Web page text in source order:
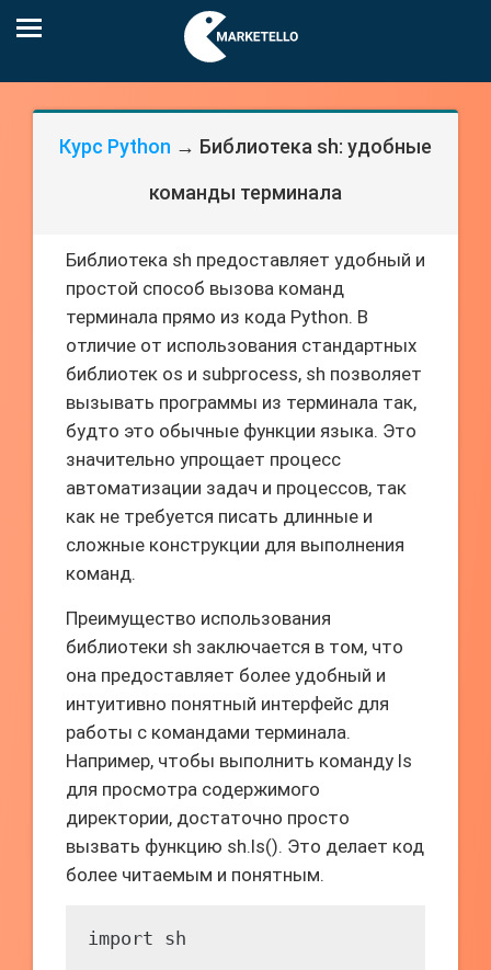
Курс Python → Библиотека sh: удобные
команды терминала
Библиотека sh предоставляет удобный и
простой способ вызова команд
терминала прямо из кода Python. В
отличие от использования стандартных
библиотек os и subprocess, sh позволяет
вызывать программы из терминала так,
будто это обычные функции языка. Это
значительно упрощает процесс
автоматизации задач и процессов, так
как не требуется писать длинные и
сложные конструкции для выполнения
команд.
Преимущество использования
библиотеки sh заключается в том, что
она предоставляет более удобный и
интуитивно понятный интерфейс для
работы с командами терминала.
Например, чтобы выполнить команду ls
для просмотра содержимого
директории, достаточно просто
вызвать функцию sh.ls(). Это делает код
более читаемым и понятным.
import sh